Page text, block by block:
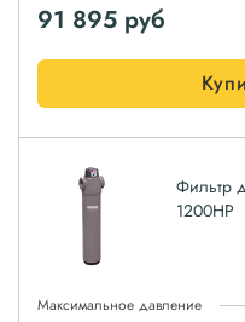
91 895 руб
Фильтр
1200HP
Максимальное давление